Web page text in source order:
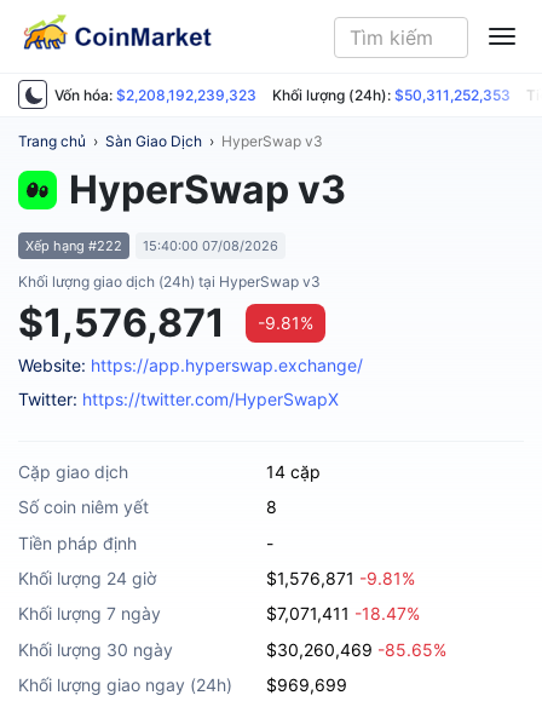
Vốn hóa: $2,208,192,239,323 Khối lượng (24h): $50,311,252,353
Trang chủ › Sàn Giao Dịch › HyperSwap v3
HyperSwap v3
Xếp hạng #222 15:40:00 07/08/2026
Khối lượng giao dịch (24h) tại HyperSwap v3
$1,576,871 -9.81%
Website: https://app.hyperswap.exchange/
Twitter: https://twitter.com/HyperSwapX
Cặp giao dịch
14 cặp
Số coin niêm yết
8
Tiền pháp định
-
Khối lượng 24 giờ
$1,576,871 -9.81%
Khối lượng 7 ngày
$7,071,411 -18.47%
Khối lượng 30 ngày
$30,260,469 -85.65%
Khối lượng giao ngay (24h)
$969,699